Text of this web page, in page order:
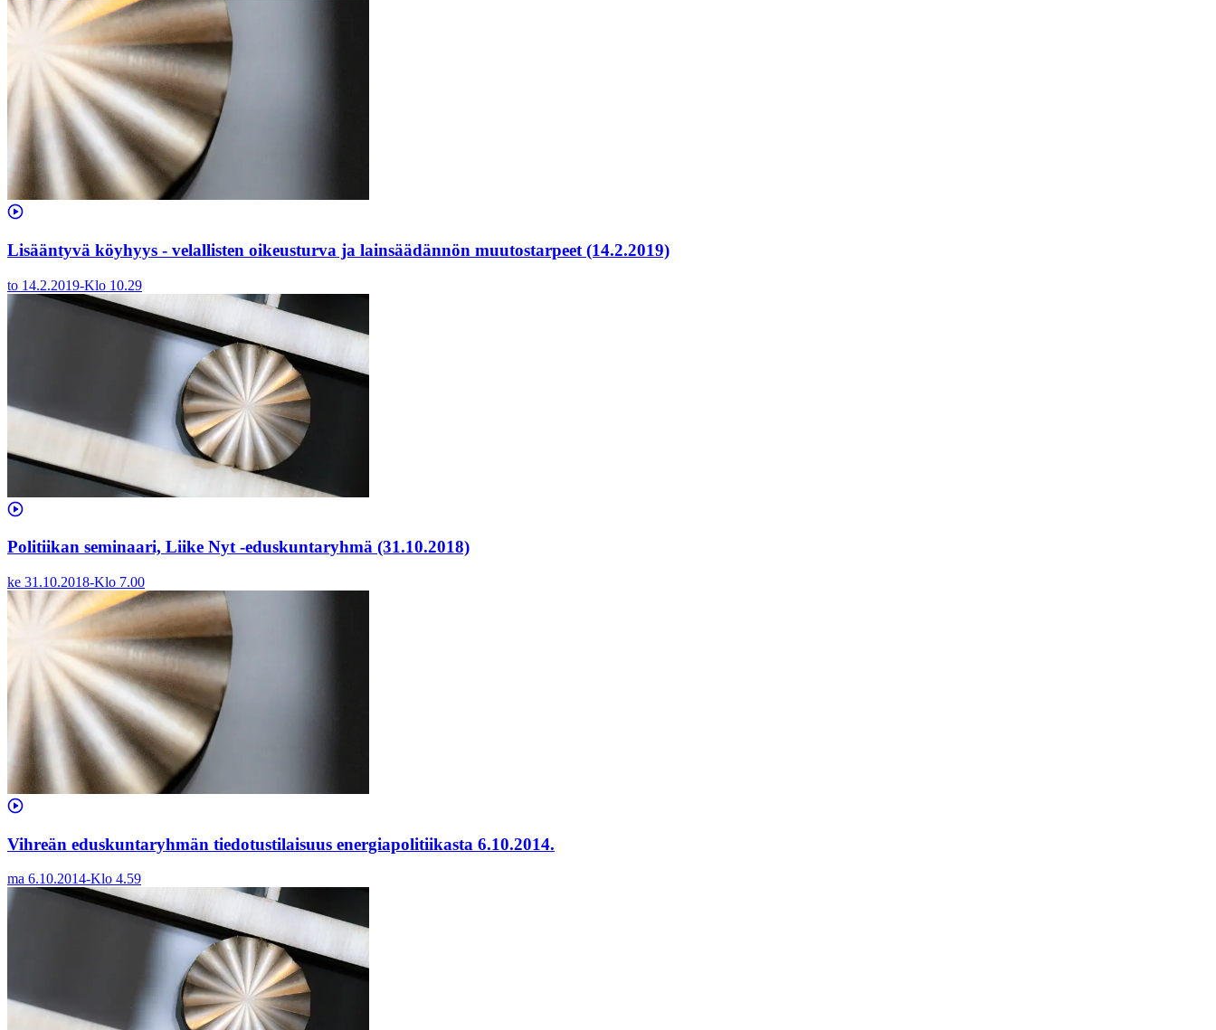
Lisääntyvä köyhyys - velallisten oikeusturva ja lainsäädännön muutostarpeet (14.2.2019)
to 14.2.2019-Klo 10.29
Politiikan seminaari, Liike Nyt -eduskuntaryhmä (31.10.2018)
ke 31.10.2018-Klo 7.00
Vihreän eduskuntaryhmän tiedotustilaisuus energiapolitiikasta 6.10.2014.
ma 6.10.2014-Klo 4.59